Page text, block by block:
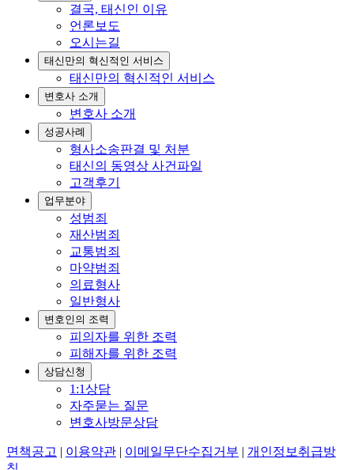
결국, 태신인 이유
언론보도
오시는길
태신만의 혁신적인 서비스
태신만의 혁신적인 서비스
변호사 소개
변호사 소개
성공사례
형사소송판결 및 처분
태신의 동영상 사건파일
고객후기
업무분야
성범죄
재산범죄
교통범죄
마약범죄
의료형사
일반형사
변호인의 조력
피의자를 위한 조력
피해자를 위한 조력
상담신청
1:1상담
자주묻는 질문
변호사방문상담
면책공고 | 이용약관 | 이메일무단수집거부 | 개인정보취급방